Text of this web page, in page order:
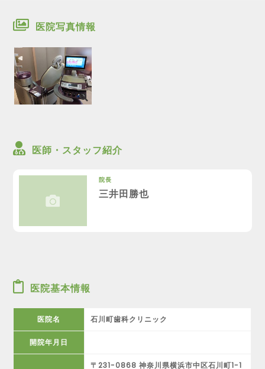
医院写真情報
医師・スタッフ紹介
院長
三井田勝也
医院基本情報
医院名 石川町歯科クリニック
開院年月日
〒231-0868 神奈川県横浜市中区石川町1-1